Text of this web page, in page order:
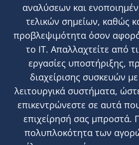
αναλύσεων και
τελικών σημείων, καθώς
προβλεψιμότητα όσον
το ΙΤ. Απαλλαχτείτε από
εργασίες υποστήριξης,
διαχείρισης συσκευών
λειτουργικά συστήματα,
επικεντρώνεστε σε αυτά
επιχείρησή σας μπροστά.
πολυπλοκότητα των